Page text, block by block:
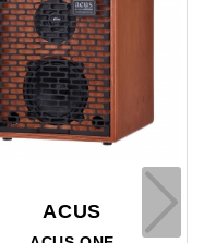
ACUS